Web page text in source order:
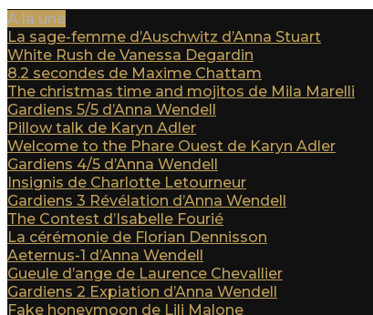
A la une
La sage-femme d’Auschwitz d’Anna Stuart
White Rush de Vanessa Degardin
8.2 secondes de Maxime Chattam
The christmas time and mojitos de Mila Marelli
Gardiens 5/5 d’Anna Wendell
Pillow talk de Karyn Adler
Welcome to the Phare Ouest de Karyn Adler
Gardiens 4/5 d’Anna Wendell
Insignis de Charlotte Letourneur
Gardiens 3 Révélation d’Anna Wendell
The Contest d’Isabelle Fourié
La cérémonie de Florian Dennisson
Aeternus-1 d’Anna Wendell
Gueule d’ange de Laurence Chevallier
Gardiens 2 Expiation d’Anna Wendell
Fake honeymoon de Lili Malone